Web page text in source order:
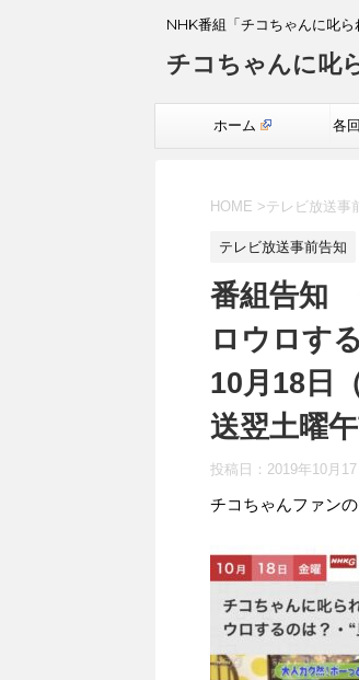
NHK番組「チコちゃんに叱ら
チコちゃんに叱
ホーム 各
HOME >テレビ放送事
テレビ放送事前告知
番組告知
ロウロす
10月18日
送翌土曜
投稿日： 2019年10月17
チコちゃんファンの